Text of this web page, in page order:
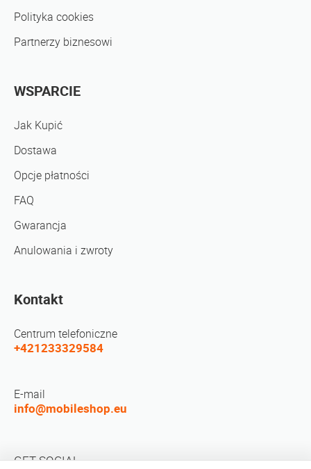
Polityka cookies
Partnerzy biznesowi
WSPARCIE
Jak Kupić
Dostawa
Opcje płatności
FAQ
Gwarancja
Anulowania i zwroty
Kontakt
Centrum telefoniczne
+421233329584
E-mail
info@mobileshop.eu
GET SOCIAL